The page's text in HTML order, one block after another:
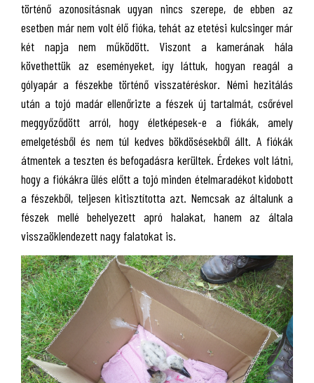
történő azonosításnak ugyan nincs szerepe, de ebben az
esetben már nem volt élő fióka, tehát az etetési kulcsinger már
két napja nem működött. Viszont a kamerának hála
követhettük az eseményeket, így láttuk, hogyan reagál a
gólyapár a fészekbe történő visszatéréskor. Némi hezitálás
után a tojó madár ellenőrizte a fészek új tartalmát, csőrével
meggyőződött arról, hogy életképesek-e a fiókák, amely
emelgetésből és nem túl kedves bökdösésekből állt. A fiókák
átmentek a teszten és befogadásra kerültek. Érdekes volt látni,
hogy a fiókákra ülés előtt a tojó minden ételmaradékot kidobott
a fészekből, teljesen kitisztította azt. Nemcsak az általunk a
fészek mellé behelyezett apró halakat, hanem az általa
visszaöklendezett nagy falatokat is.